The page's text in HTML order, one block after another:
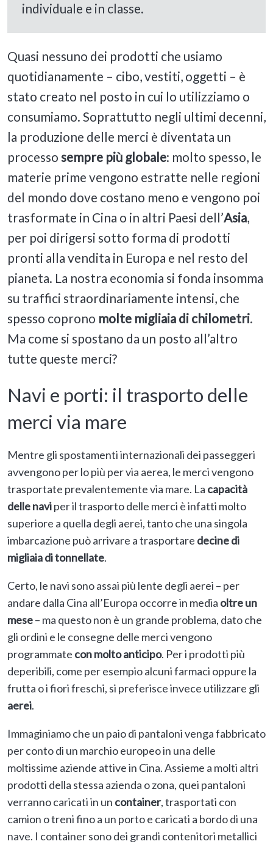
individuale e in classe.
Quasi nessuno dei prodotti che usiamo
quotidianamente – cibo, vestiti, oggetti – è
stato creato nel posto in cui lo utilizziamo o
consumiamo. Soprattutto negli ultimi decenni,
la produzione delle merci è diventata un
processo sempre più globale: molto spesso, le
materie prime vengono estratte nelle regioni
del mondo dove costano meno e vengono poi
trasformate in Cina o in altri Paesi dell’Asia,
per poi dirigersi sotto forma di prodotti
pronti alla vendita in Europa e nel resto del
pianeta. La nostra economia si fonda insomma
su traffici straordinariamente intensi, che
spesso coprono molte migliaia di chilometri.
Ma come si spostano da un posto all’altro
tutte queste merci?
Navi e porti: il trasporto delle
merci via mare
Mentre gli spostamenti internazionali dei passeggeri
avvengono per lo più per via aerea, le merci vengono
trasportate prevalentemente via mare. La capacità
delle naviper il trasporto delle merci è infatti molto
superiore a quella degli aerei, tanto che una singola
imbarcazione può arrivare a trasportare decine di
migliaia di tonnellate.
Certo, le navi sono assai più lente degli aerei – per
andare dalla Cina all’Europa occorre in media oltre un
mese– ma questo non è un grande problema, dato che
gli ordini e le consegne delle merci vengono
programmate con molto anticipo. Per i prodotti più
deperibili, come per esempio alcuni farmaci oppure la
frutta o i fiori freschi, si preferisce invece utilizzare gli
aerei.
Immaginiamo che un paio di pantaloni venga fabbricato
per conto di un marchio europeo in una delle
moltissime aziende attive in Cina. Assieme a molti altri
prodotti della stessa azienda o zona, quei pantaloni
verranno caricati in un container, trasportati con
camion o treni fino a un porto e caricati a bordo di una
nave. I container sono dei grandi contenitori metallici